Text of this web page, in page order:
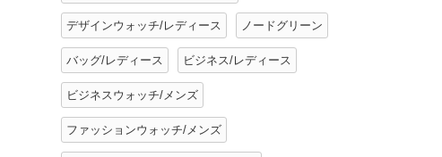
デザインウォッチ/レディース ノードグリーン
バッグ/レディース ビジネス/レディース
ビジネスウォッチ/メンズ
ファッションウォッチ/メンズ